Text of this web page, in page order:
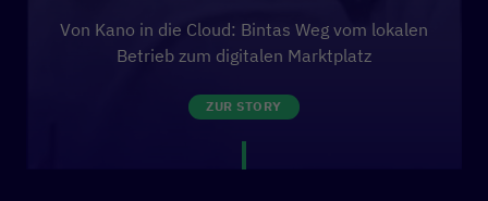
Von Kano in die Cloud: Bintas Weg vom lokalen
Betrieb zum digitalen Marktplatz
ZUR STORY